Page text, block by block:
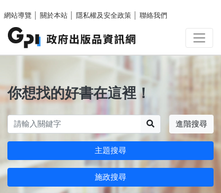
網站導覽
關於本站 隱私權及安全政策 聯絡我們
你想找的好書在這裡！
進階搜尋
主題搜尋
施政搜尋